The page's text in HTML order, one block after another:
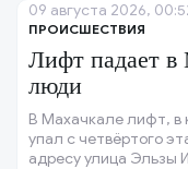
ПРОИСШЕСТВИЯ
Лифт падает в
люди
В Махачкале лифт, в
упал с четвёртого
адресу улица Эльзы
09 августа 2026,